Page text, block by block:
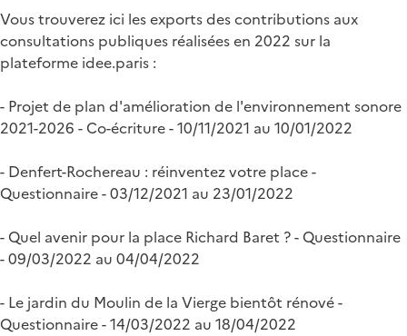
Vous trouverez ici les exports des contributions aux
consultations publiques réalisées en 2022 sur la
plateforme idee.paris :
- Projet de plan d'amélioration de l'environnement sonore
2021-2026 - Co-écriture - 10/11/2021 au 10/01/2022
- Denfert-Rochereau : réinventez votre place -
Questionnaire - 03/12/2021 au 23/01/2022
- Quel avenir pour la place Richard Baret ? - Questionnaire
- 09/03/2022 au 04/04/2022
- Le jardin du Moulin de la Vierge bientôt rénové -
Questionnaire - 14/03/2022 au 18/04/2022